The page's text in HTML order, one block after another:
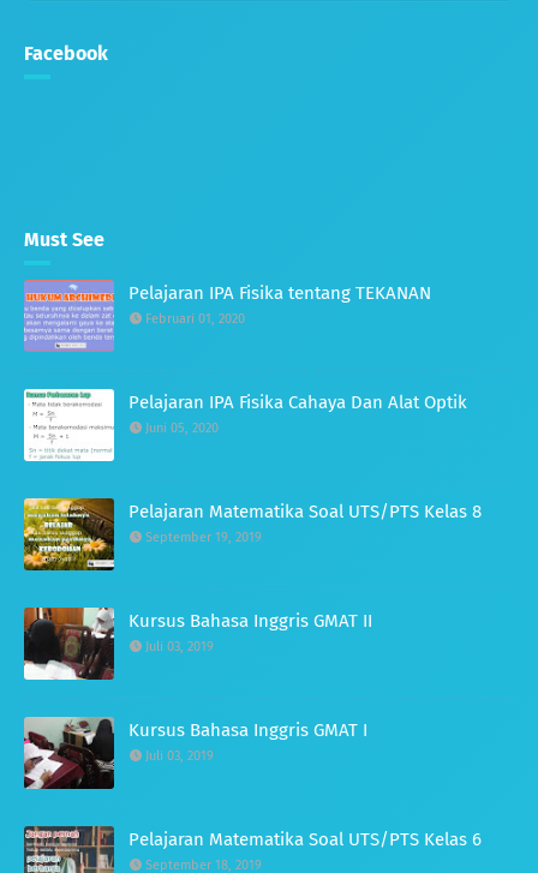
Facebook
Must See
Pelajaran IPA Fisika tentang TEKANAN
Februari 01, 2020
Pelajaran IPA Fisika Cahaya Dan Alat Optik
Juni 05, 2020
Pelajaran Matematika Soal UTS/PTS Kelas 8
September 19, 2019
Kursus Bahasa Inggris GMAT II
Juli 03, 2019
Kursus Bahasa Inggris GMAT I
Juli 03, 2019
Pelajaran Matematika Soal UTS/PTS Kelas 6
September 18, 2019